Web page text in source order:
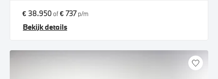
€ 38.950of€ 737p/m
Bekijk details